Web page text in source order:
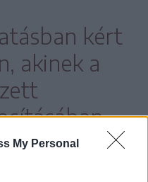
My Personal
kért
akinek a